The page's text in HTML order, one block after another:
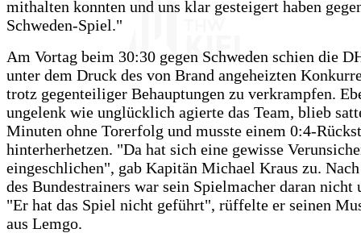
mithalten konnten und uns klar gesteigert haben
Schweden-Spiel."
Am Vortag beim 30:30 gegen Schweden schien die
unter dem Druck des von Brand angeheizten
trotz gegenteiliger Behauptungen zu verkrampfen.
ungelenk wie unglücklich agierte das Team, blieb
Minuten ohne Torerfolg und musste einem 0:4-
hinterherhetzen. "Da hat sich eine gewisse
eingeschlichen", gab Kapitän Michael Kraus zu.
des Bundestrainers war sein Spielmacher daran nicht
"Er hat das Spiel nicht geführt", rüffelte er seinen
aus Lemgo.